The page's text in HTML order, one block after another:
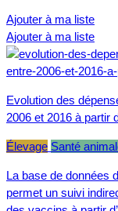
Ajouter à ma liste
Ajouter à ma liste
Evolution des
2006 et 2016 à partir
Élevage Santé
La base de données
permet un suivi